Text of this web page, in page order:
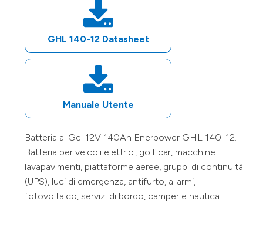
GHL 140-12Datasheet
Manuale Utente
Batteria al Gel 12V 140Ah Enerpower GHL 140-12.
Batteria per veicoli elettrici, golf car, macchine
lavapavimenti, piattaforme aeree, gruppi di continuità
(UPS), luci di emergenza, antifurto, allarmi,
fotovoltaico, servizi di bordo, camper e nautica.